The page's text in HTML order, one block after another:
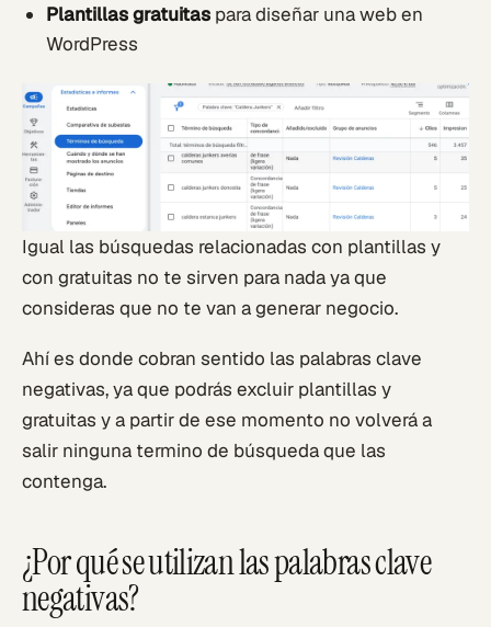
Plantillas gratuitas para diseñar una web en
WordPress
Igual las búsquedas relacionadas con plantillas y
con gratuitas no te sirven para nada ya que
consideras que no te van a generar negocio.
Ahí es donde cobran sentido las palabras clave
negativas, ya que podrás excluir plantillas y
gratuitas y a partir de ese momento no volverá a
salir ninguna termino de búsqueda que las
contenga.
¿Por qué se utilizan las palabras clave
negativas?